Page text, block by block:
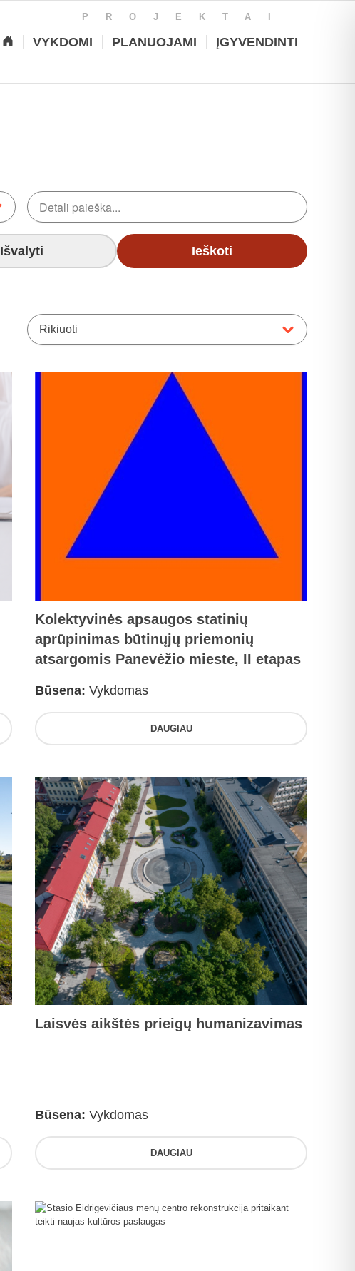
PROJEKTAI
VYKDOMI PLANUOJAMI ĮGYVENDINTI
Išvalyti Ieškoti
Rikiuoti
Kolektyvinės apsaugos statinių
aprūpinimas būtinųjų priemonių
atsargomis Panevėžio mieste, II etapas
Būsena: Vykdomas
DAUGIAU
Laisvės aikštės prieigų humanizavimas
Būsena: Vykdomas
DAUGIAU